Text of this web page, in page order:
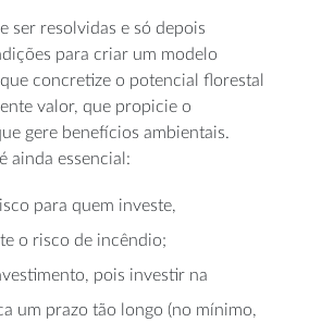
ser resolvidas e só depois
para criar um modelo
concretize o potencial florestal
valor, que propicie o
gere benefícios ambientais.
ainda essencial:
para quem investe,
o risco de incêndio;
pois investir na
um prazo tão longo (no mínimo,